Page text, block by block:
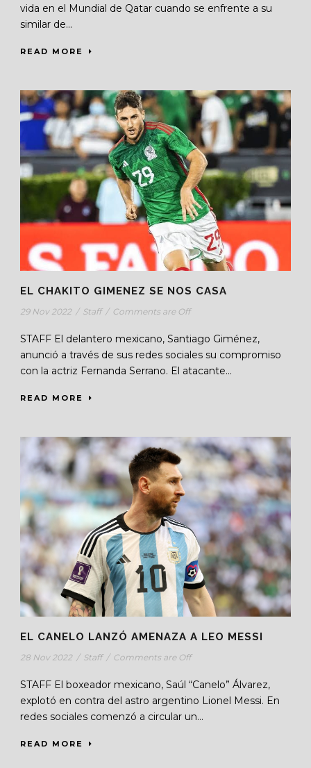
vida en el Mundial de Qatar cuando se enfrente a su
similar de...
READ MORE
EL CHAKITO GIMENEZ SE NOS CASA
29 Nov 2022 / Staff / Comments are Off
STAFF El delantero mexicano, Santiago Giménez,
anunció a través de sus redes sociales su compromiso
con la actriz Fernanda Serrano. El atacante...
READ MORE
EL CANELO LANZÓ AMENAZA A LEO MESSI
28 Nov 2022 / Staff / Comments are Off
STAFF El boxeador mexicano, Saúl “Canelo” Álvarez,
explotó en contra del astro argentino Lionel Messi. En
redes sociales comenzó a circular un...
READ MORE